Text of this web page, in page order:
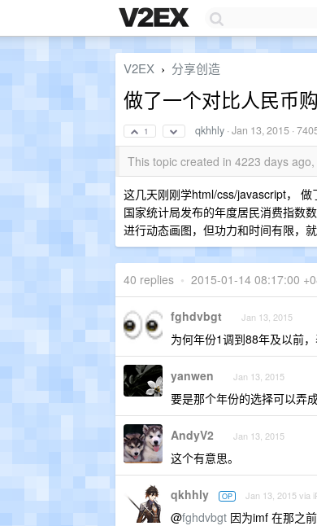
V2EX › 分享创造
做了一个对比人民币
1 qkhhly ·Jan 13, 2015 ·
This topic created in 4223 days
这几天刚刚学html/css/javascript，
国家统计局发布的年度居民消费指数
进行动态画图，但功力和时间有限，
40 replies • 2015-01-14 08:17:00
fghdvbgt Jan 13, 2015
为何年份1调到88年及以前
yanwen Jan 13, 2015
要是那个年份的选择可以弄
AndyV2 Jan 13, 2015
这个有意思。
qkhhly OP Jan 13, 2015 via
@fghdvbgt 因为imf 在那之